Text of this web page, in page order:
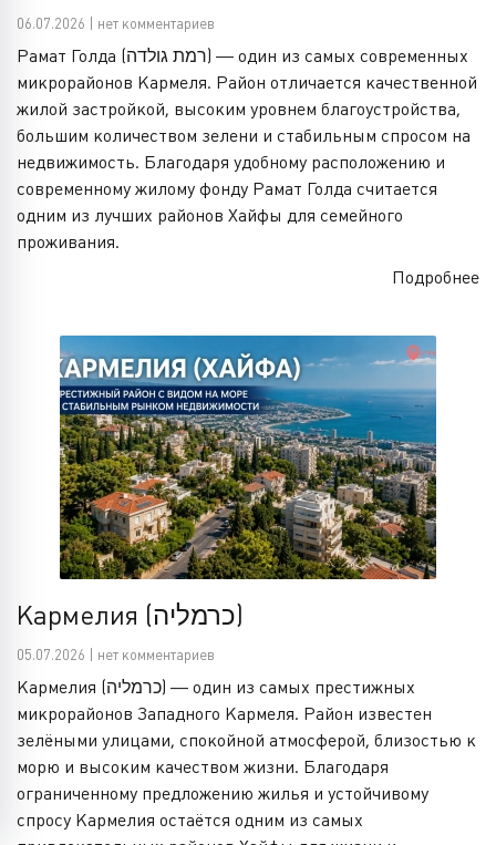
06.07.2026 | нет комментариев
Рамат Голда (רמת גולדה) — один из самых современных
микрорайонов Кармеля. Район отличается качественной
жилой застройкой, высоким уровнем благоустройства,
большим количеством зелени и стабильным спросом на
недвижимость. Благодаря удобному расположению и
современному жилому фонду Рамат Голда считается
одним из лучших районов Хайфы для семейного
проживания.
Подробнее
Кармелия (כרמליה)
05.07.2026 | нет комментариев
Кармелия (כרמליה) — один из самых престижных
микрорайонов Западного Кармеля. Район известен
зелёными улицами, спокойной атмосферой, близостью к
морю и высоким качеством жизни. Благодаря
ограниченному предложению жилья и устойчивому
спросу Кармелия остаётся одним из самых